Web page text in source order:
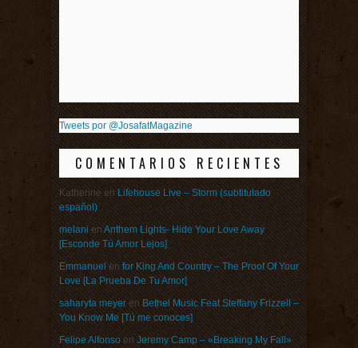
Tweets por @JosafatMagazine
COMENTARIOS RECIENTES
KatherineenLifehouse Live – Storm (subtitulado
español)
melanienAnthem Lights- Hide Your Love Away
[Esconde Tú Amor Lejos]
Emmanuelenfor King And Country – The Proof Of Your
Love [La Prueba De Tu Amor]
saharyta meyerenBethel Music Feat Steffany Frizzell –
You Know Me [Tú me conoces]
Felipe AlfonsoenJeremy Camp – «Breaking My Fall»